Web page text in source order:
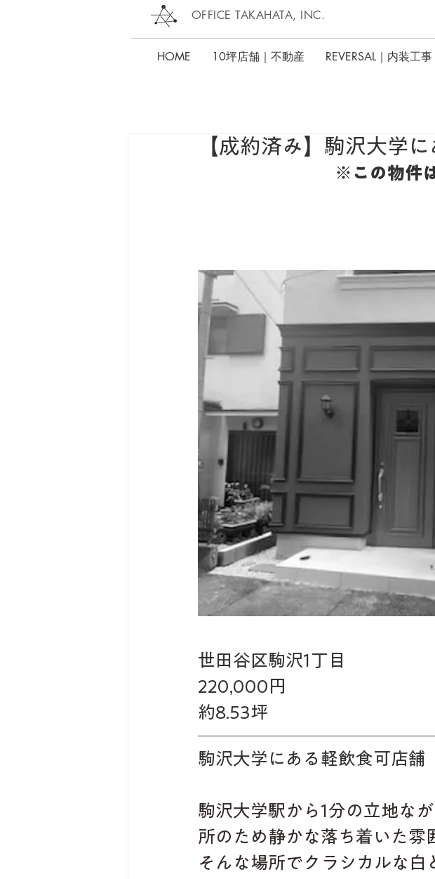
OFFICE TAKAHATA, INC.
HOME 10坪店舗｜不動産 REVERSAL｜内装工事
【成約済み】駒沢大学
※この物件
世田谷区駒沢1丁目
220,000円
約8.53坪
駒沢大学にある軽飲食可店舗
駒沢大学駅から1分の立地な
所のため静かな落ち着いた雰
そんな場所でクラシカルな白